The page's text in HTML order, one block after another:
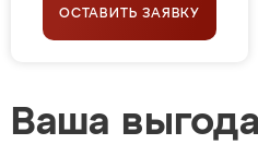
ОСТАВИТЬ ЗАЯВКУ
Ваша